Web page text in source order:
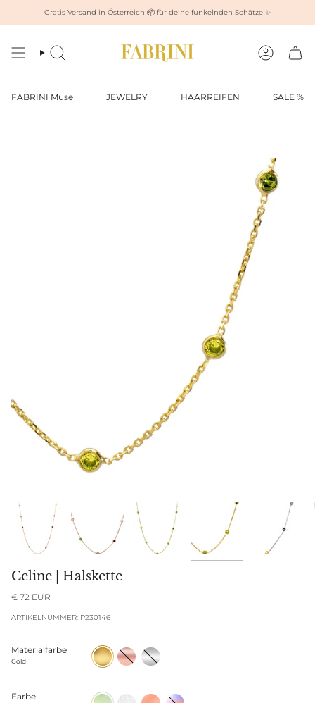
springen
Suche Konto
FABRINI Muse JEWELRY HAARREIFEN SALE %
Gratis Versand in Österreich 📦 für deine funkelnden Schätze ✨
Celine | Halskette
€ 72 EUR
ARTIKELNUMMER: P230146
Materialfarbe
Gold
Gold Rosé Silber
Farbe Grün Weiß Pfirsich Bunt